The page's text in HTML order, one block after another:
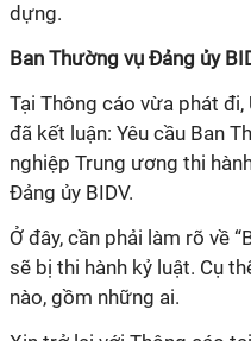
dựng.
Ban Thường vụ Đảng ủy
Tại Thông cáo vừa phát
đã kết luận: Yêu cầu Ban
nghiệp Trung ương thi
Đảng ủy BIDV.
Ở đây, cần phải làm rõ về
sẽ bị thi hành kỷ luật. Cụ
nào, gồm những ai.